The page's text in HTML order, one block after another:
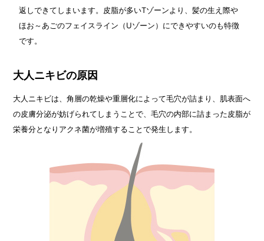
返しできてしまいます。皮脂が多いTゾーンより、髪の生え際や
ほお～あごのフェイスライン（Uゾーン）にできやすいのも特徴
です。
大人ニキビの原因
大人ニキビは、角層の乾燥や重層化によって毛穴が詰まり、肌表面へ
の皮膚分泌が妨げられてしまうことで、毛穴の内部に詰まった皮脂が
栄養分となりアクネ菌が増殖することで発生します。